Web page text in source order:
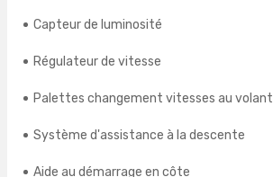
Capteur de luminosité
Régulateur de vitesse
Palettes changement vitesses au volant
Système d'assistance à la descente
Aide au démarrage en côte